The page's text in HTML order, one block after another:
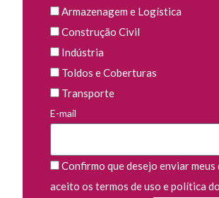
Armazenagem e Logística
Construção Civil
Indústria
Toldos e Coberturas
Transporte
E-mail
Confirmo que desejo enviar meus
aceito os termos de uso e política